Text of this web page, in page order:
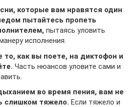
которые вам нравятся один
пытайтесь пропеть
пытаясь уловить
исполнения.
то, как вы поете, на диктофон и
Часть нюансов уловите сами и
во время пения, вам не
слишком тяжело. Если тяжело и